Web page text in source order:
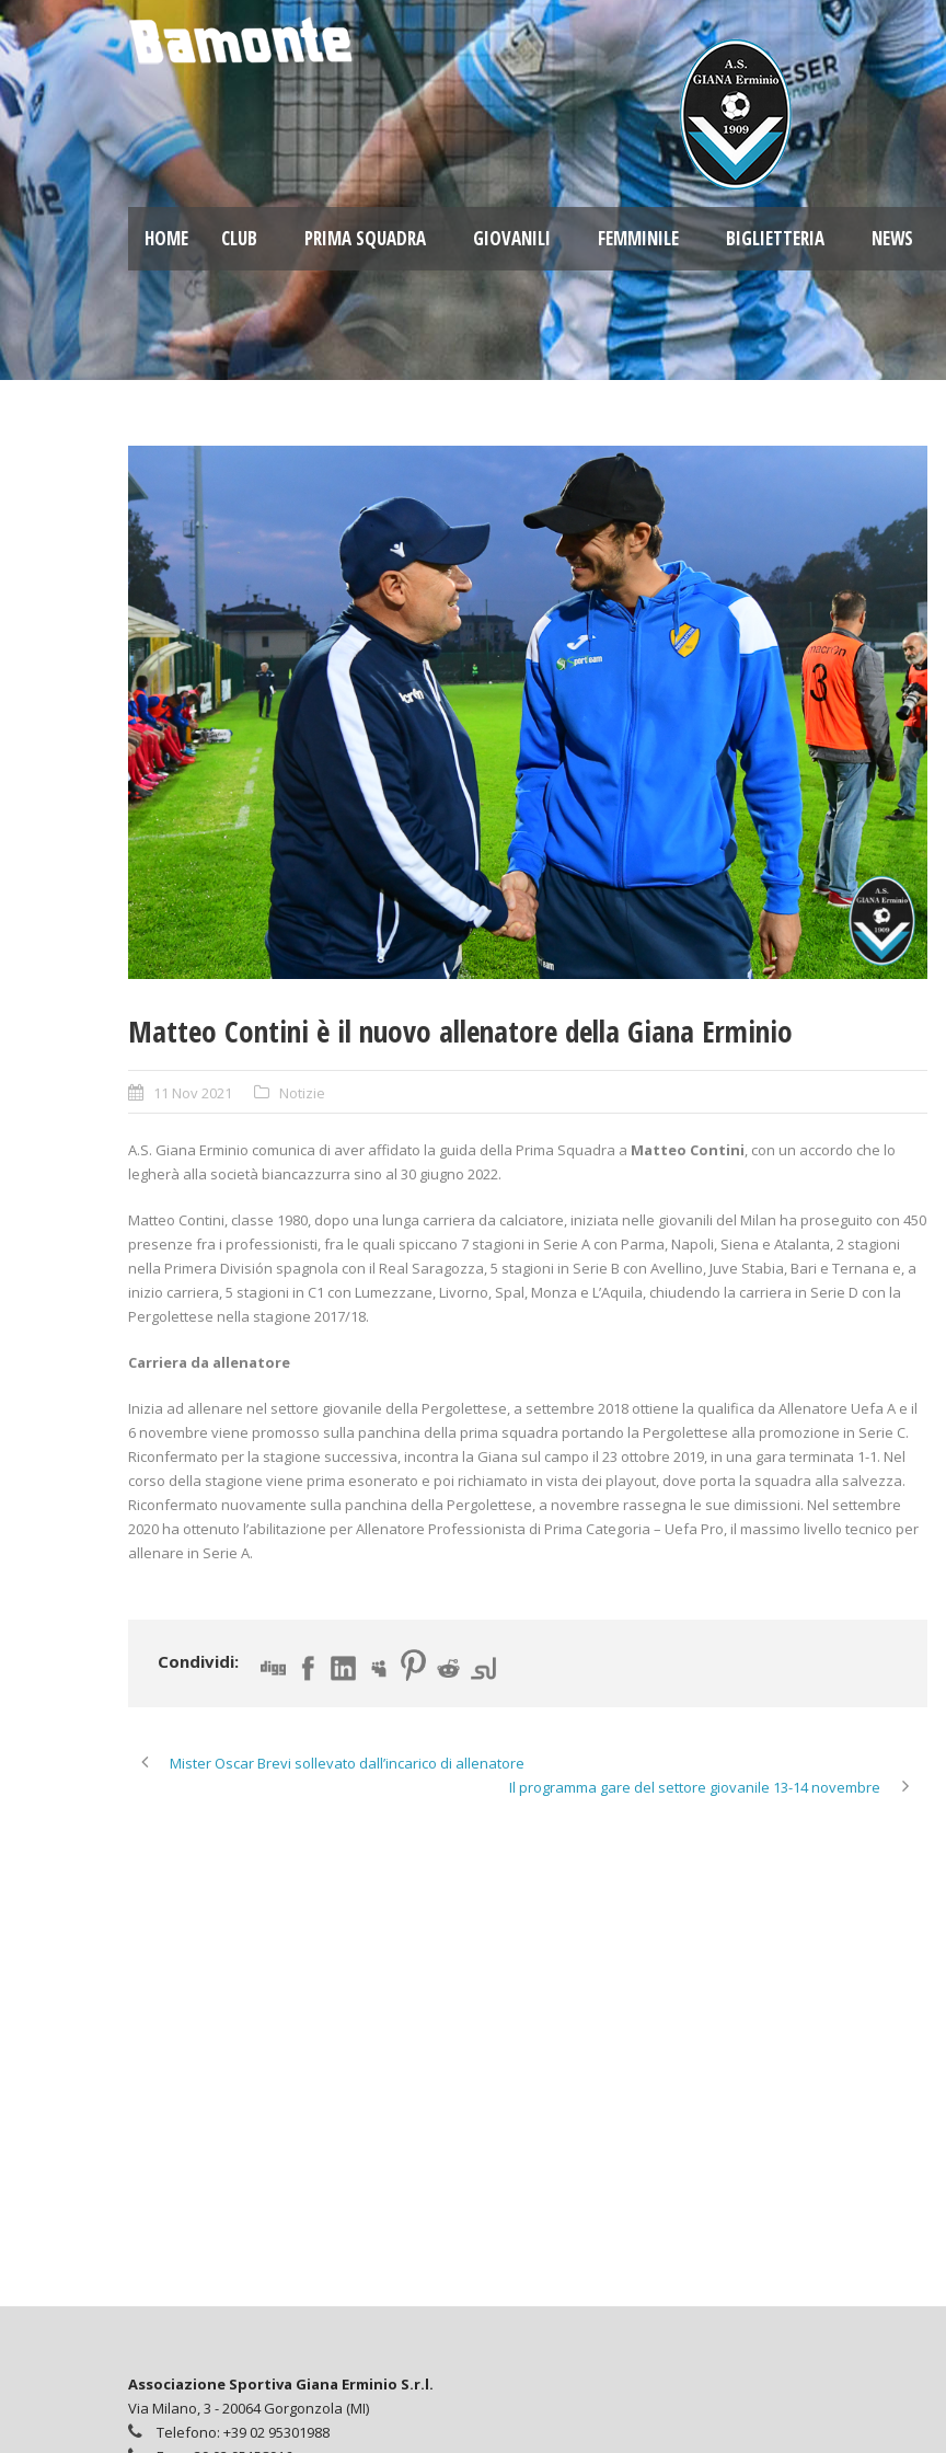
HOME CLUB PRIMA SQUADRA GIOVANILI FEMMINILE BIGLIETTERIA NEWS
Matteo Contini è il nuovo allenatore della Giana Erminio
11 Nov 2021 Notizie
A.S. Giana Erminio comunica di aver affidato la guida della Prima Squadra a Matteo Contini, con un accordo che lo
legherà alla società biancazzurra sino al 30 giugno 2022.
Matteo Contini, classe 1980, dopo una lunga carriera da calciatore, iniziata nelle giovanili del Milan ha proseguito con 450
presenze fra i professionisti, fra le quali spiccano 7 stagioni in Serie A con Parma, Napoli, Siena e Atalanta, 2 stagioni
nella Primera División spagnola con il Real Saragozza, 5 stagioni in Serie B con Avellino, Juve Stabia, Bari e Ternana e, a
inizio carriera, 5 stagioni in C1 con Lumezzane, Livorno, Spal, Monza e L’Aquila, chiudendo la carriera in Serie D con la
Pergolettese nella stagione 2017/18.
Carriera da allenatore
Inizia ad allenare nel settore giovanile della Pergolettese, a settembre 2018 ottiene la qualifica da Allenatore Uefa A e il
6 novembre viene promosso sulla panchina della prima squadra portando la Pergolettese alla promozione in Serie C.
Riconfermato per la stagione successiva, incontra la Giana sul campo il 23 ottobre 2019, in una gara terminata 1-1. Nel
corso della stagione viene prima esonerato e poi richiamato in vista dei playout, dove porta la squadra alla salvezza.
Riconfermato nuovamente sulla panchina della Pergolettese, a novembre rassegna le sue dimissioni. Nel settembre
2020 ha ottenuto l’abilitazione per Allenatore Professionista di Prima Categoria – Uefa Pro, il massimo livello tecnico per
allenare in Serie A.
Condividi:
Mister Oscar Brevi sollevato dall’incarico di allenatore
Il programma gare del settore giovanile 13-14 novembre
Associazione Sportiva Giana Erminio S.r.l.
Via Milano, 3 - 20064 Gorgonzola (MI)
Telefono: +39 02 95301988